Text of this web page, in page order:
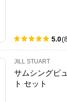
5.0(
JILL STUART
サムシングピ
ト セット